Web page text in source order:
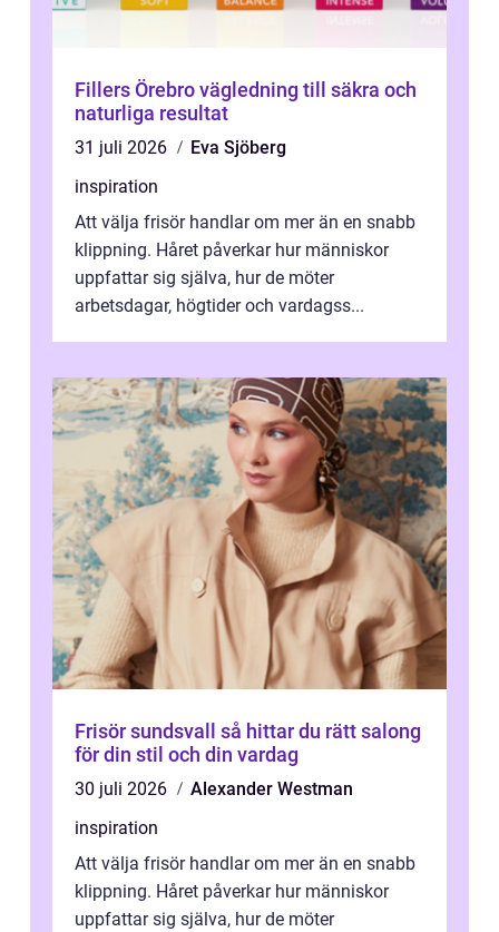
Fillers Örebro vägledning till säkra och
naturliga resultat
31 juli 2026
Eva Sjöberg
inspiration
Att välja frisör handlar om mer än en snabb
klippning. Håret påverkar hur människor
uppfattar sig själva, hur de möter
arbetsdagar, högtider och vardagss...
Frisör sundsvall så hittar du rätt salong
för din stil och din vardag
30 juli 2026
Alexander Westman
inspiration
Att välja frisör handlar om mer än en snabb
klippning. Håret påverkar hur människor
uppfattar sig själva, hur de möter